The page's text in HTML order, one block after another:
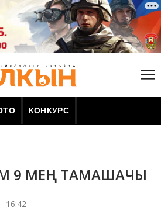
КОНКУРС
9 МЕҢ ТАМАШАЧЫ
16:42